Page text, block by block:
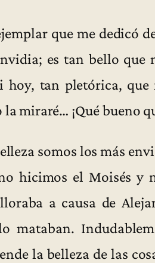
que me dedicó
es tan bello que
hoy, tan pletórica,
miraré… ¡Qué bueno
somos los más
hicimos el Moisés y
a causa de
mataban.
la belleza de las